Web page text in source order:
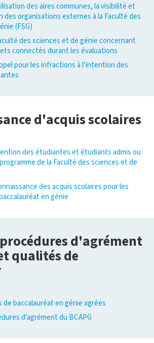
des aires communes, la visibilité et
des organisations externes à la Faculté des
(FSG)
des sciences et de génie concernant
connectés durant les évaluations
pour les infractions à l’intention des
d'acquis scolaires
des étudiantes et étudiants admis ou
de la Faculté des sciences et de
des acquis scolaires pour les
en génie
d'agrément
qualités de
de baccalauréat en génie agréés
d'agrément du BCAPG